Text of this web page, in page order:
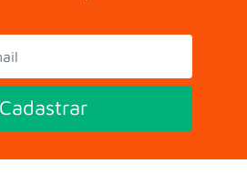
Cadastrar